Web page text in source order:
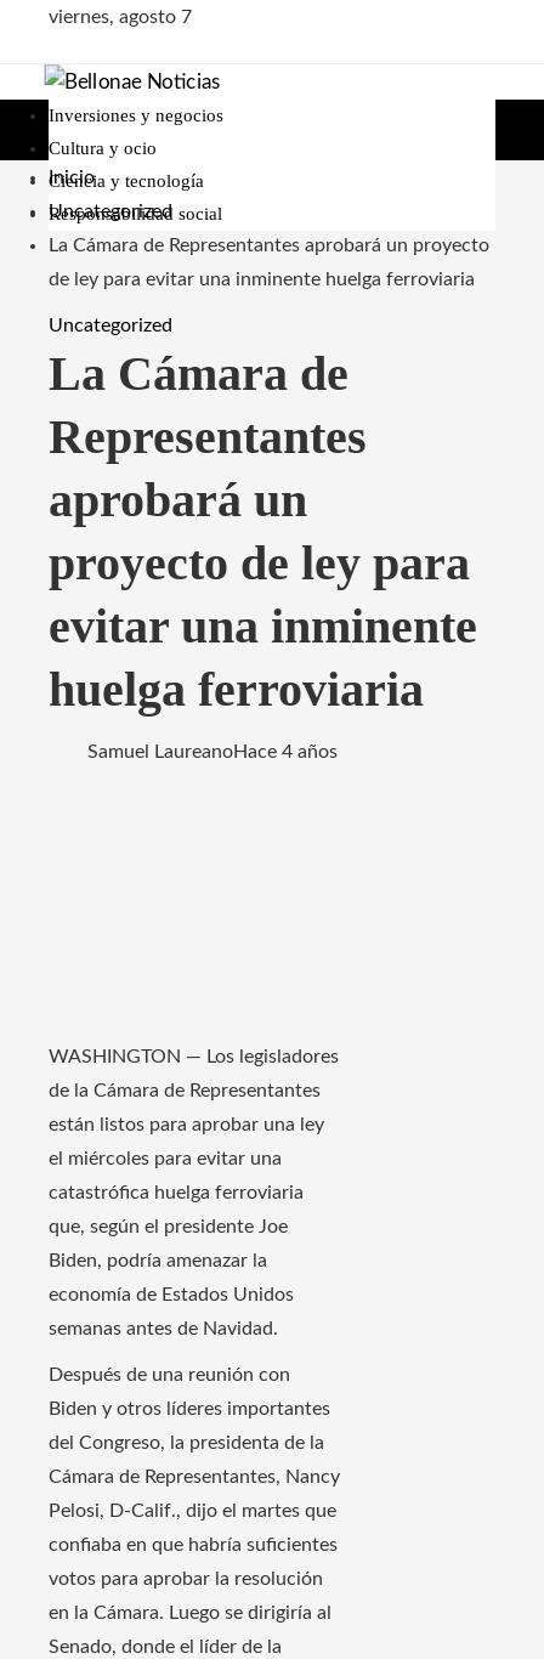
viernes, agosto 7
Inversiones y negocios
Cultura y ocio
Ciencia y tecnología
Responsabilidad social
Inicio
Uncategorized
La Cámara de Representantes aprobará un proyecto
de ley para evitar una inminente huelga ferroviaria
Uncategorized
La Cámara de
Representantes
aprobará un
proyecto de ley para
evitar una inminente
huelga ferroviaria
Samuel LaureanoHace 4 años
WASHINGTON — Los legisladores
de la Cámara de Representantes
están listos para aprobar una ley
el miércoles para evitar una
catastrófica huelga ferroviaria
que, según el presidente Joe
Biden, podría amenazar la
economía de Estados Unidos
semanas antes de Navidad.
Después de una reunión con
Biden y otros líderes importantes
del Congreso, la presidenta de la
Cámara de Representantes, Nancy
Pelosi, D-Calif., dijo el martes que
confiaba en que habría suficientes
votos para aprobar la resolución
en la Cámara. Luego se dirigiría al
Senado, donde el líder de la